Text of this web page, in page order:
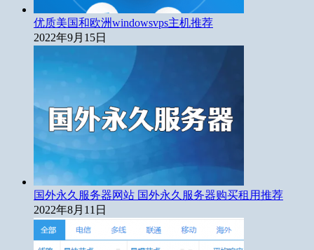
优质美国和欧洲windowsvps主机推荐
2022年9月15日
国外永久服务器网站 国外永久服务器购买租用推荐
2022年8月11日